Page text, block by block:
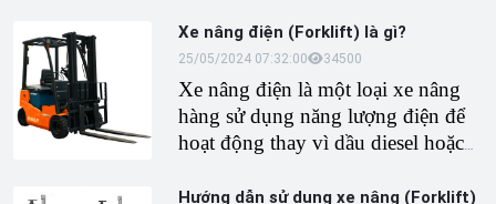
TATEKSAFEsẽ giải thích để mọi
người hiểu rõ, giúp bạn có thể đưa
ra quyết định phù hợp với công
việc của mình.
Xe nâng điện (Forklift) là gì?
25/05/2024 07:32:00 34500
Xe nâng điện là một loại xe nâng
hàng sử dụng năng lượng điện để
hoạt động thay vì dầu diesel hoặc
nâng điện giống như các loại xe
Hướng dẫn sử dụng xe nâng (Forklift)